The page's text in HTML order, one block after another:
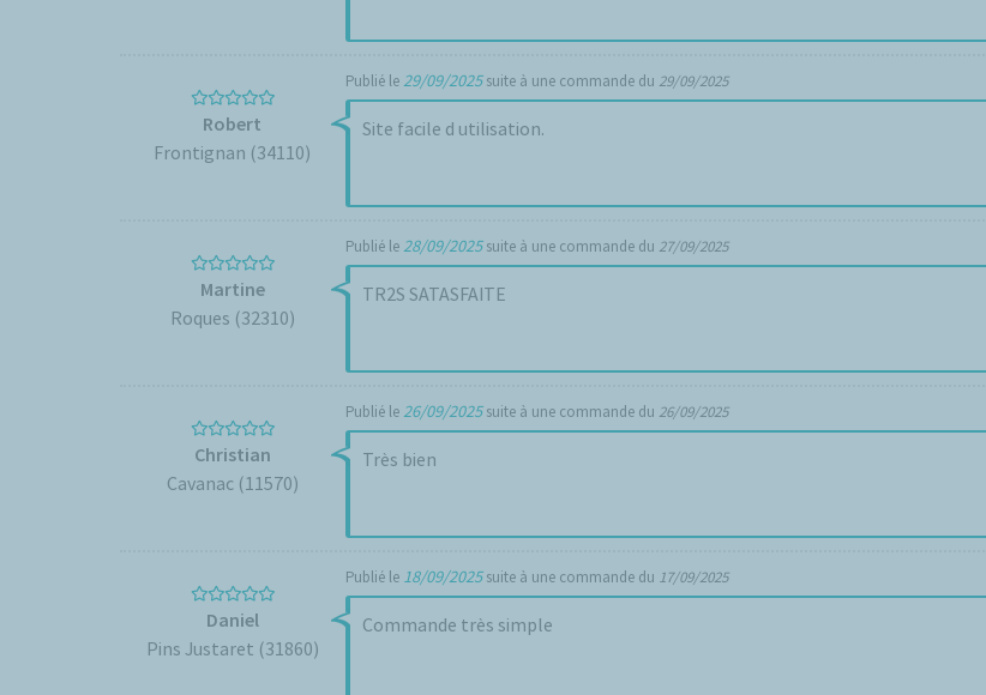
Robert
Frontignan (34110)
Publié le29/09/2025suite à une commande du 29/09/2025
Site facile d utilisation.
Martine
Roques (32310)
Publié le28/09/2025suite à une commande du 27/09/2025
TR2S SATASFAITE
Christian
Cavanac (11570)
Publié le26/09/2025suite à une commande du 26/09/2025
Très bien
Daniel
Pins Justaret (31860)
Publié le 18/09/2025suite à une commande du 17/09/2025
Commande très simple